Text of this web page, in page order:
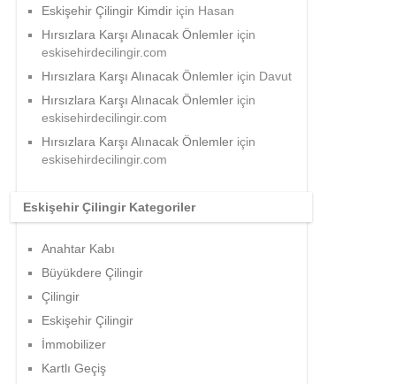
Eskişehir Çilingir Kimdir için Hasan
Hırsızlara Karşı Alınacak Önlemler için
eskisehirdecilingir.com
Hırsızlara Karşı Alınacak Önlemler için Davut
Hırsızlara Karşı Alınacak Önlemler için
eskisehirdecilingir.com
Hırsızlara Karşı Alınacak Önlemler için
eskisehirdecilingir.com
Eskişehir Çilingir Kategoriler
Anahtar Kabı
Büyükdere Çilingir
Çilingir
Eskişehir Çilingir
İmmobilizer
Kartlı Geçiş